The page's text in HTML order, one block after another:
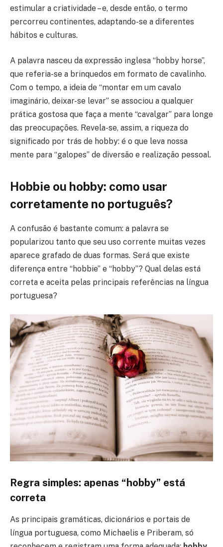
estimular a criatividade – e, desde então, o termo
percorreu continentes, adaptando-se a diferentes
hábitos e culturas.
A palavra nasceu da expressão inglesa “hobby horse”,
que referia-se a brinquedos em formato de cavalinho.
Com o tempo, a ideia de “montar em um cavalo
imaginário, deixar-se levar” se associou a qualquer
prática gostosa que faça a mente “cavalgar” para longe
das preocupações. Revela-se, assim, a riqueza do
significado por trás de hobby: é o que leva nossa
mente para “galopes” de diversão e realização pessoal.
Hobbie ou hobby: como usar
corretamente no português?
A confusão é bastante comum: a palavra se
popularizou tanto que seu uso corrente muitas vezes
aparece grafado de duas formas. Será que existe
diferença entre “hobbie” e “hobby”? Qual delas está
correta e aceita pelas principais referências na língua
portuguesa?
Regra simples: apenas “hobby” está
correta
As principais gramáticas, dicionários e portais de
língua portuguesa, como Michaelis e Priberam, só